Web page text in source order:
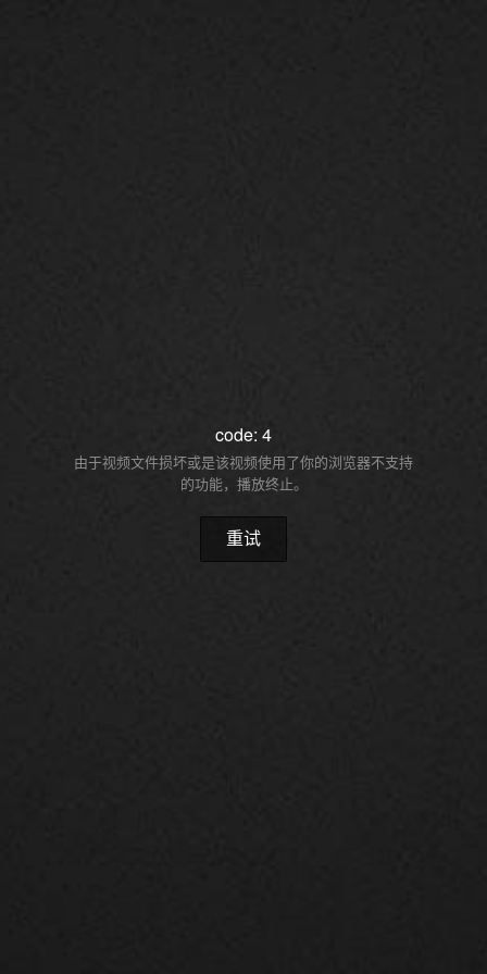
code: 4
由于视频文件损坏或是该视频使用了你的浏览器不支持
的功能，播放终止。
重试
视频缓冲中...